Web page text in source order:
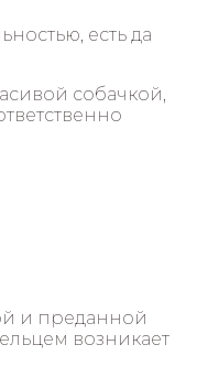
есть да
собачкой,
и преданной
возникает